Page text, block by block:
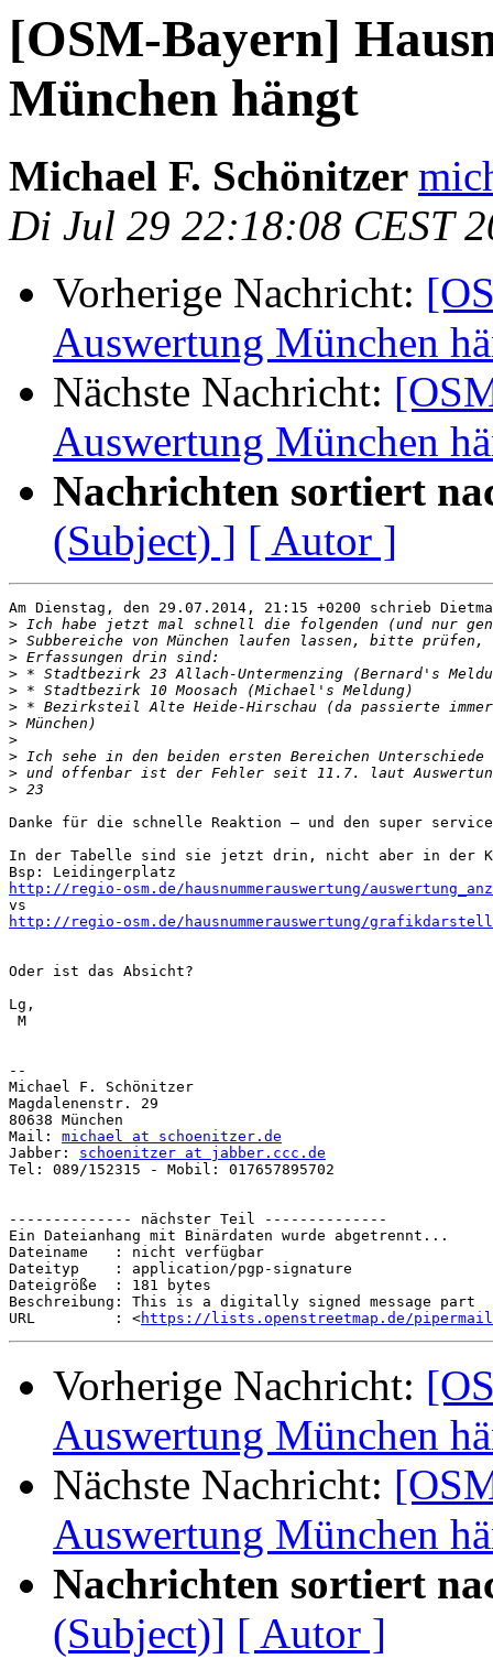
[OSM-Bayern]
München hängt
Michael F. Schönitzer
Di Jul 29 22:18:08 CEST
Vorherige Nachricht:
Auswertung München
Nächste Nachricht:
Auswertung München
Nachrichten sortiert
(Subject) ] [ Autor ]
Am Dienstag, den 29.07.2014, 21:15 +0200 schrieb
>
>
>
>
>
>
>
>
>
>
>
Danke für die schnelle Reaktion – und den super
In der Tabelle sind sie jetzt drin, nicht aber in der
http://regio-osm.de/hausnummerauswertung/
http://regio-osm.de/hausnummerauswertung/
Oder ist das Absicht?
Lg,
M
--
Michael F. Schönitzer
Magdalenenstr. 29
80638 München
Mail: michael at schoenitzer.de
Jabber: schoenitzer at jabber.ccc.de
Tel: 089/152315 - Mobil: 017657895702
-------------- nächster Teil --------------
Ein Dateianhang mit Binärdaten wurde abgetrennt...
Dateiname   : nicht verfügbar
Dateityp    : application/pgp-signature
Dateigröße  : 181 bytes
Beschreibung: This is a digitally signed message part
URL         : <https://lists.openstreetmap.de/pipermail/
Vorherige Nachricht:
Auswertung München
Nächste Nachricht:
Auswertung München
Nachrichten sortiert
(Subject)] [ Autor ]